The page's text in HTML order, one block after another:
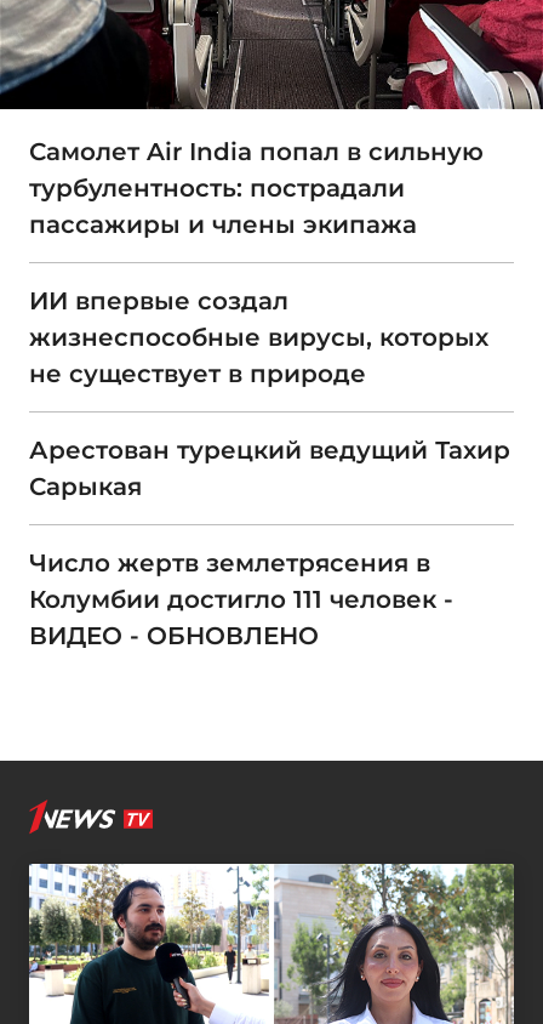
Самолет Air India попал в сильную
турбулентность: пострадали
пассажиры и члены экипажа
ИИ впервые создал
жизнеспособные вирусы, которых
не существует в природе
Арестован турецкий ведущий Тахир
Сарыкая
Число жертв землетрясения в
Колумбии достигло 111 человек -
ВИДЕО - ОБНОВЛЕНО